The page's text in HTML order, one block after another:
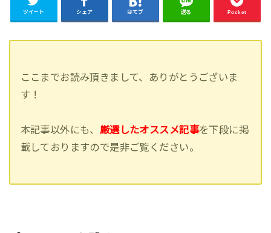
ツイート シェア はてブ 送る Pocket
ここまでお読み頂きまして、ありがとうございま
す！
本記事以外にも、 厳選したオススメ記事を下段に掲
載しておりますので是非ご覧ください。